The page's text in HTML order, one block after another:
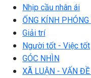
Nhịp cầu nhân ái
ỐNG KÍNH
Giải trí
Người tốt - Việc tốt
GÓC NHÌN
XÃ LUẬN - VẤN